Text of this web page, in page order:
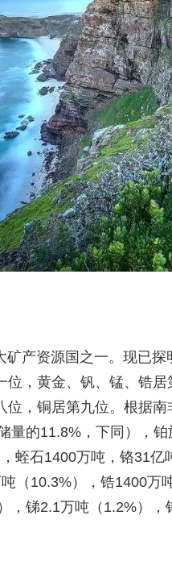
产资源国之一。现已
，黄金、钒、锰、锆居
，铜居第九位。根据
量的11.8%，下同），
蛭石1400万吨，铬31亿
（10.3%），锆1400万
，锑2.1万吨（1.2%）